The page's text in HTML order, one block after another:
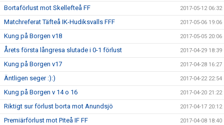
Bortaförlust mot Skellefteå FF 2017-05-12 06:32
Matchreferat Täfteå IK-Hudiksvalls FFF 2017-05-06 19:06
Kung på Borgen v18 2017-05-05 20:06
Årets första långresa slutade i 0-1 förlust 2017-04-29 18:39
Kung på Borgen v17 2017-04-28 16:27
Äntligen seger :):) 2017-04-22 22:54
Kung på Borgen v 14 o 16 2017-04-20 21:22
Riktigt sur förlust borta mot Anundsjö 2017-04-17 20:12
Premiärförlust mot Piteå IF FF 2017-04-08 18:40